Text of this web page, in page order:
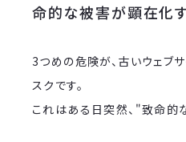
命的な被害が顕在化
3つめの危険が、古いウェブ
スクです。
これはある日突然、"致命的